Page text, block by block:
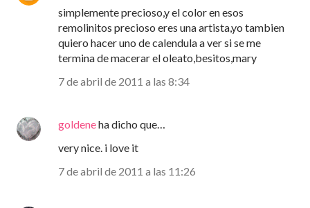
simplemente precioso,y el color en esos
remolinitos precioso eres una artista,yo tambien
quiero hacer uno de calendula a ver si se me
termina de macerar el oleato,besitos,mary
7 de abril de 2011 a las 8:34
goldeneha dicho que…
very nice. i love it
7 de abril de 2011 a las 11:26